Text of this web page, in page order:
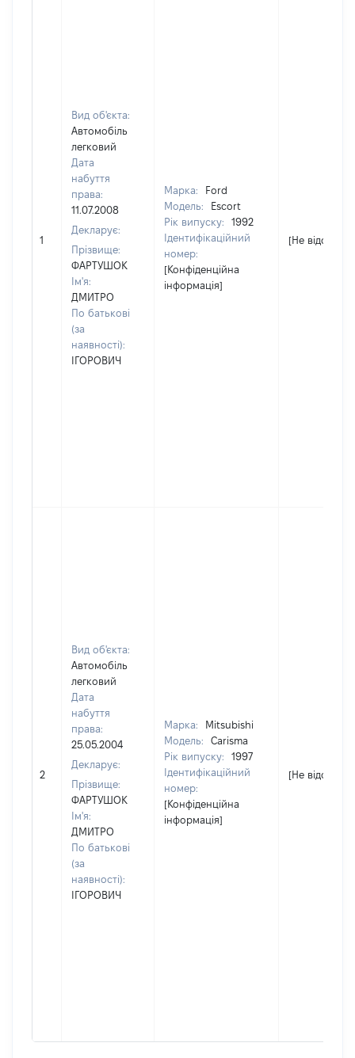
1
Вид об'єкта:
Автомобіль
легковий
Дата
набуття
права:
11.07.2008
Декларує:
Прізвище:
ФАРТУШОК
Ім'я:
ДМИТРО
По батькові
(за
наявності):
ІГОРОВИЧ
Марка:
Ford
Модель:
Escort
Рік випуску:
1992
Ідентифікаційний
номер:
[Конфіденційна
інформація]
[Не відомо]
2
Вид об'єкта:
Автомобіль
легковий
Дата
набуття
права:
25.05.2004
Декларує:
Прізвище:
ФАРТУШОК
Ім'я:
ДМИТРО
По батькові
(за
наявності):
ІГОРОВИЧ
Марка:
Mitsubishi
Модель:
Carisma
Рік випуску:
1997
Ідентифікаційний
номер:
[Конфіденційна
інформація]
[Не відомо]